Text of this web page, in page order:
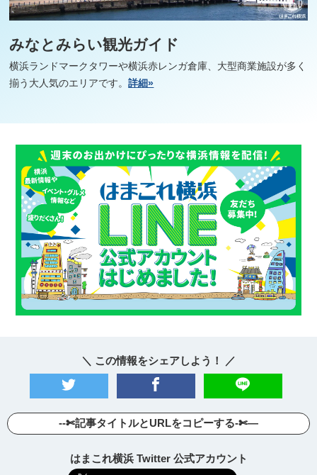
みなとみらい観光ガイド
横浜ランドマークタワーや横浜赤レンガ倉庫、大型商業施設が多く
揃う大人気のエリアです。詳細»
＼ この情報をシェアしよう！ ／
--✄記事タイトルとURLをコピーする-✄—
はまこれ横浜 Twitter 公式アカウント